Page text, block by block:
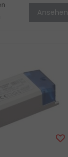
Ansehen